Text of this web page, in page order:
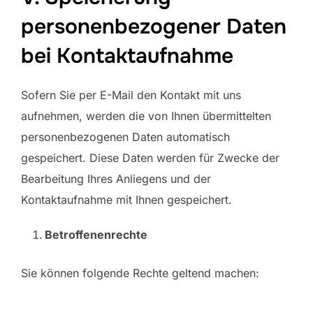
personenbezogener Daten
bei Kontaktaufnahme
Sofern Sie per E-Mail den Kontakt mit uns
aufnehmen, werden die von Ihnen übermittelten
personenbezogenen Daten automatisch
gespeichert. Diese Daten werden für Zwecke der
Bearbeitung Ihres Anliegens und der
Kontaktaufnahme mit Ihnen gespeichert.
Betroffenenrechte
Sie können folgende Rechte geltend machen: